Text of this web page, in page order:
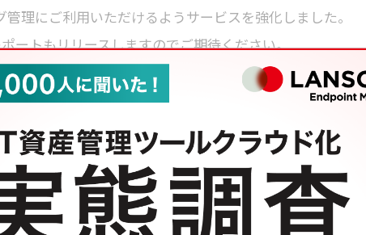
理にご利用いただけるようサービスを強化しました。
ートもリリースしますのでご期待ください。